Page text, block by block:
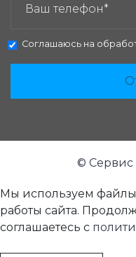
Соглашаюсь на
© Сервис
Мы используем
работы сайта.
соглашаетесь с